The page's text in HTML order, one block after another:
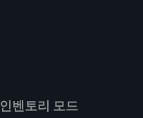
인벤토리 모드